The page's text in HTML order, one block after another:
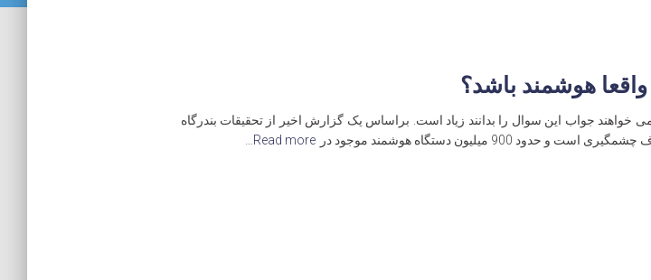
هوشمند باشد؟
جواب این سوال را بدانند زیاد است. براساس یک گزارش اخیر از تحقیقات بندرگاه
Read more…